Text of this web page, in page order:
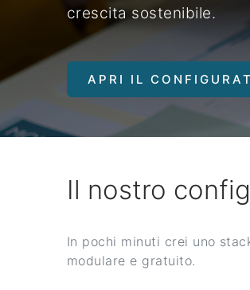
crescita sostenibile.
APRI IL
Il nostro
In pochi minuti crei uno
modulare e gratuito.